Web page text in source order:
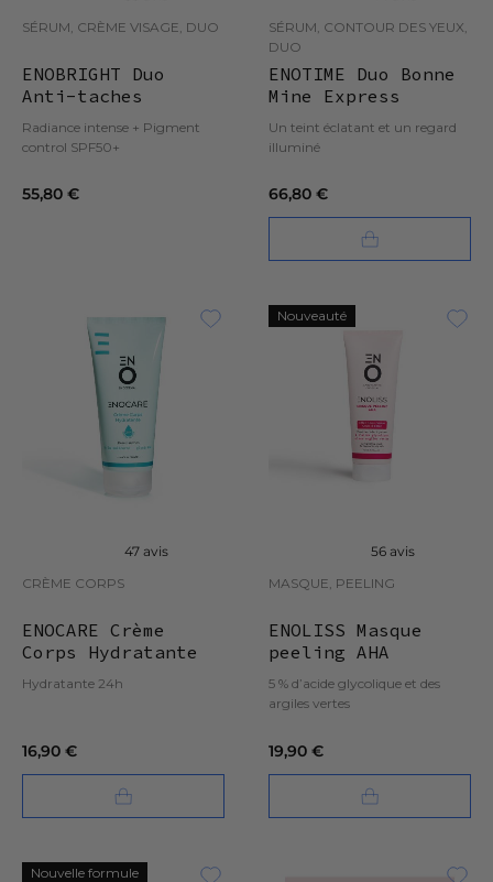
SÉRUM, CRÈME VISAGE, DUO
ENOBRIGHT Duo
Anti-taches
Radiance intense + Pigment
control SPF50+
55,80 €
SÉRUM, CONTOUR DES YEUX,
DUO
ENOTIME Duo Bonne
Mine Express
Un teint éclatant et un regard
illuminé
66,80 €
47 avis
CRÈME CORPS
ENOCARE Crème
Corps Hydratante
Hydratante 24h
16,90 €
Nouveauté
56 avis
MASQUE, PEELING
ENOLISS Masque
peeling AHA
5 % d’acide glycolique et des
argiles vertes
19,90 €
Nouvelle formule